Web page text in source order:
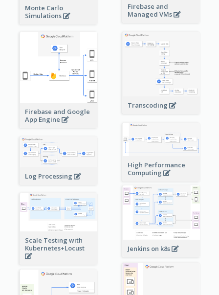
Firebase and
Managed VMs
Monte Carlo
Simulations
Firebase and Google
App Engine
Transcoding
High Performance
Computing
Log Processing
Jenkins on k8s
Scale Testing with
Kubernetes+Locust